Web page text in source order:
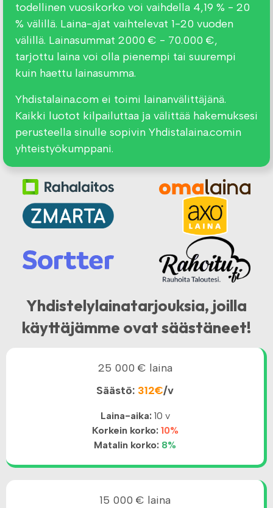
todellinen vuosikorko voi vaihdella 4,19 % - 20
% välillä. Laina-ajat vaihtelevat 1-20 vuoden
välillä. Lainasummat 2000 € - 70.000 €,
tarjottu laina voi olla pienempi tai suurempi
kuin haettu lainasumma.
Yhdistalaina.com ei toimi lainanvälittäjänä.
Kaikki luotot kilpailuttaa ja välittää hakemuksesi
perusteella sinulle sopivin Yhdistalaina.comin
yhteistyökumppani.
Yhdistelylainatarjouksia, joilla
käyttäjämme ovat säästäneet!
25 000 € laina
Säästö: 312€/v
Laina-aika:10 v
Korkein korko: 10%
Matalin korko: 8%
15 000 € laina